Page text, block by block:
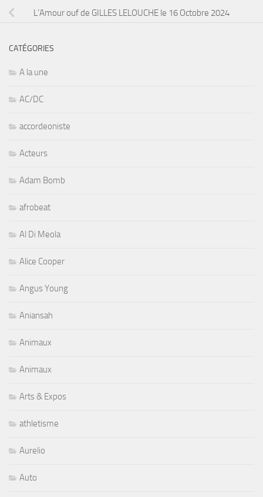
L’Amour ouf de GILLES LELOUCHE le 16 Octobre 2024
CATÉGORIES
A la une
AC/DC
accordeoniste
Acteurs
Adam Bomb
afrobeat
Al Di Meola
Alice Cooper
Angus Young
Aniansah
Animaux
Animaux
Arts & Expos
athletisme
Aurelio
Auto